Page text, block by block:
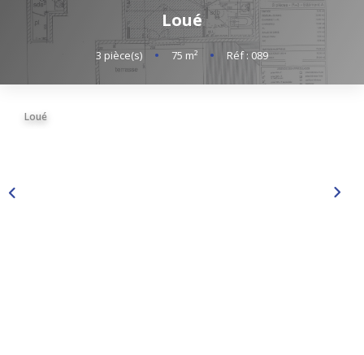
ESTIMATION
NOTRE AGENCE
Loué
3 pièce(s) • 75 m² • Réf : 089
Loué